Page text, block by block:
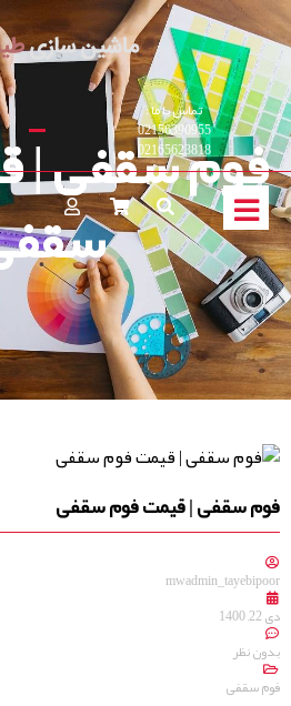
تماس با ما :
02156390955
02165623818
فوم سقفی |
فوم سقفی | قیمت فوم سقفی
mwadmin_tayebipoor
دی 22, 1400
بدون نظر
فوم سقفی